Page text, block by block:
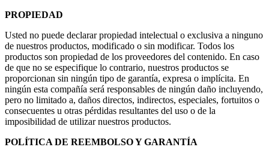
PROPIEDAD
Usted no puede declarar propiedad intelectual o exclusiva a ninguno
de nuestros productos, modificado o sin modificar. Todos los
productos son propiedad de los proveedores del contenido. En caso
de que no se especifique lo contrario, nuestros productos se
proporcionan sin ningún tipo de garantía, expresa o implícita. En
ningún esta compañía será responsables de ningún daño incluyendo,
pero no limitado a, daños directos, indirectos, especiales, fortuitos o
consecuentes u otras pérdidas resultantes del uso o de la
imposibilidad de utilizar nuestros productos.
POLÍTICA DE REEMBOLSO Y GARANTÍA